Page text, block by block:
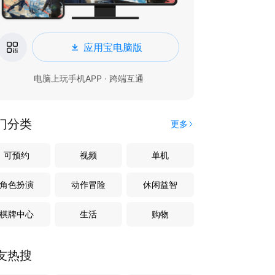
应用宝电脑版
电脑上玩手机APP · 跨端互通
分类 更多
可预约 视频 单机
角色扮演 动作冒险 休闲益智
棋牌中心 生活 购物
热搜